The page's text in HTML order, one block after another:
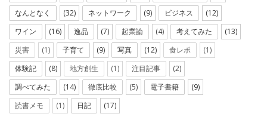
なんとなく
(32) ネットワーク (9) ビジネス
(12)
ワイン
(16) 逸品 (7) 起業論 (4) 考えてみた
(13)
災害
(1) 子育て (9) 写真 (12) 食レポ
(1)
体験記
(8) 地方創生 (1) 注目記事
(2)
調べてみた
(14) 徹底比較 (5) 電子書籍
(9)
読書メモ
(1) 日記 (17)